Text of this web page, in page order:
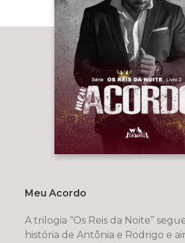
Meu Acordo
A trilogia “Os Reis da Noite”
história de Antônia e Rodrigo e